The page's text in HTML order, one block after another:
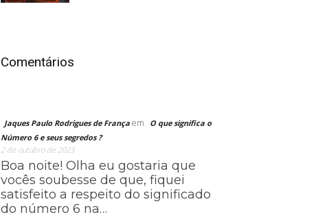
Comentários
Jaques Paulo Rodrigues de França em
O que significa o
Número 6 e seus segredos ?
2 de outubro de 2023
Boa noite! Olha eu gostaria que
vocês soubesse de que, fiquei
satisfeito a respeito do significado
do número 6 na…